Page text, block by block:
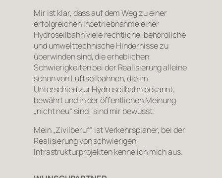
Mir ist klar, dass auf dem Weg zu einer
erfolgreichen Inbetriebnahme einer
Hydroseilbahn viele rechtliche, behördliche
und umwelttechnische Hindernisse zu
überwinden sind, die erheblichen
Schwierigkeiten bei der Realisierung alleine
schon von Luftseilbahnen, die im
Unterschied zur Hydroseilbahn bekannt,
bewährt und in der öffentlichen Meinung
„nicht neu“ sind, sind mir bewusst.
Mein „Zivilberuf“ ist Verkehrsplaner, bei der
Realisierung von schwierigen
Infrastrukturprojekten kenne ich mich aus.